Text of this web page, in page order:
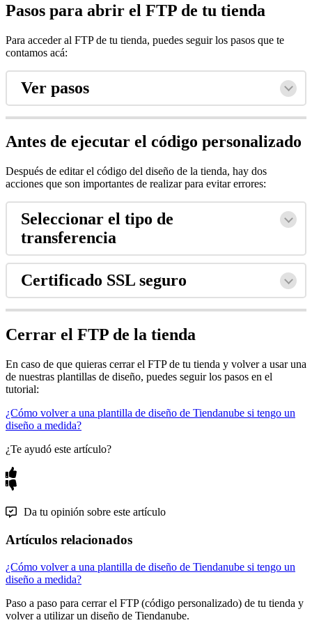
Pasos para abrir el FTP de tu tienda
Para acceder al FTP de tu tienda, puedes seguir los pasos que te
contamos acá:
Ver pasos
Antes de ejecutar el código personalizado
Después de editar el código del diseño de la tienda, hay dos
acciones que son importantes de realizar para evitar errores:
Seleccionar el tipo de
transferencia
Certificado SSL seguro
Cerrar el FTP de la tienda
En caso de que quieras cerrar el FTP de tu tienda y volver a usar una
de nuestras plantillas de diseño, puedes seguir los pasos en el
tutorial:
¿Cómo volver a una plantilla de diseño de Tiendanube si tengo un
diseño a medida?
¿Te ayudó este artículo?
Da tu opinión sobre este artículo
Artículos relacionados
¿Cómo volver a una plantilla de diseño de Tiendanube si tengo un
diseño a medida?
Paso a paso para cerrar el FTP (código personalizado) de tu tienda y
volver a utilizar un diseño de Tiendanube.